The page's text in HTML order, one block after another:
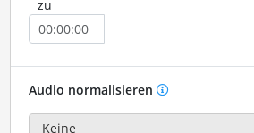
zu
Audio normalisieren